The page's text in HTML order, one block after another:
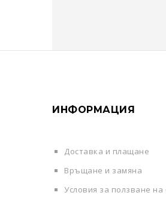
ИНФОРМАЦИЯ
Доставка и плащане
Връщане и замяна
Условия за ползване на